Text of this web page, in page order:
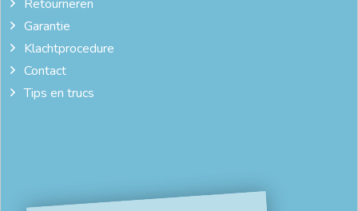
Retourneren
Garantie
Klachtprocedure
Contact
Tips en trucs